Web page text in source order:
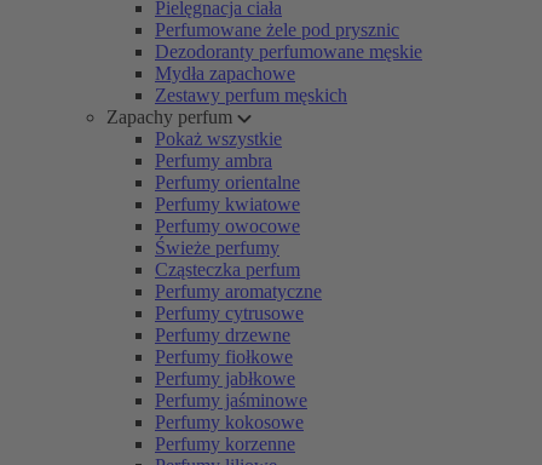
Pielęgnacja ciała
Perfumowane żele pod prysznic
Dezodoranty perfumowane męskie
Mydła zapachowe
Zestawy perfum męskich
Zapachy perfum
Pokaż wszystkie
Perfumy ambra
Perfumy orientalne
Perfumy kwiatowe
Perfumy owocowe
Świeże perfumy
Cząsteczka perfum
Perfumy aromatyczne
Perfumy cytrusowe
Perfumy drzewne
Perfumy fiołkowe
Perfumy jabłkowe
Perfumy jaśminowe
Perfumy kokosowe
Perfumy korzenne